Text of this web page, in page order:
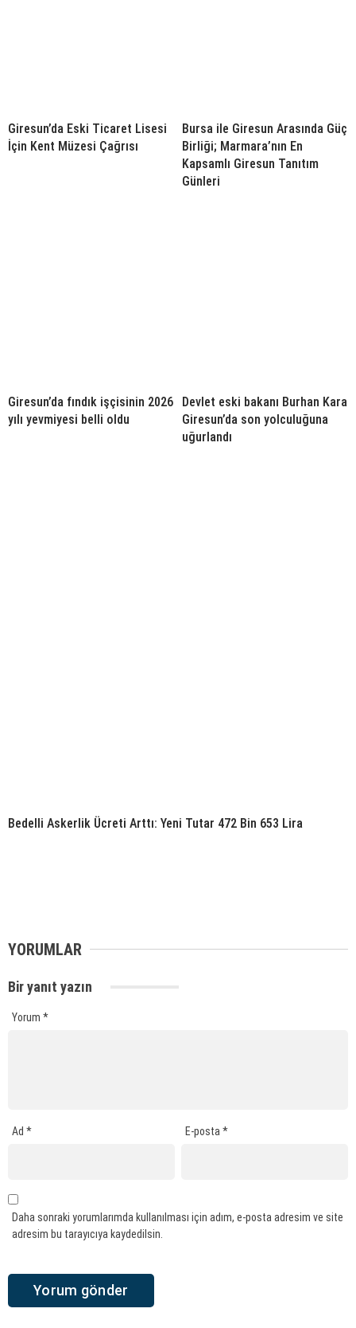
Giresun’da Eski Ticaret Lisesi
İçin Kent Müzesi Çağrısı
Bursa ile Giresun Arasında Güç
Birliği; Marmara’nın En
Kapsamlı Giresun Tanıtım
Günleri
Giresun’da fındık işçisinin 2026
yılı yevmiyesi belli oldu
Devlet eski bakanı Burhan Kara
Giresun’da son yolculuğuna
uğurlandı
Bedelli Askerlik Ücreti Arttı: Yeni Tutar 472 Bin 653 Lira
YORUMLAR
Bir yanıt yazın
Yorum *
Ad * E-posta*
Daha sonraki yorumlarımda kullanılması için adım, e-posta adresim ve site
adresim bu tarayıcıya kaydedilsin.